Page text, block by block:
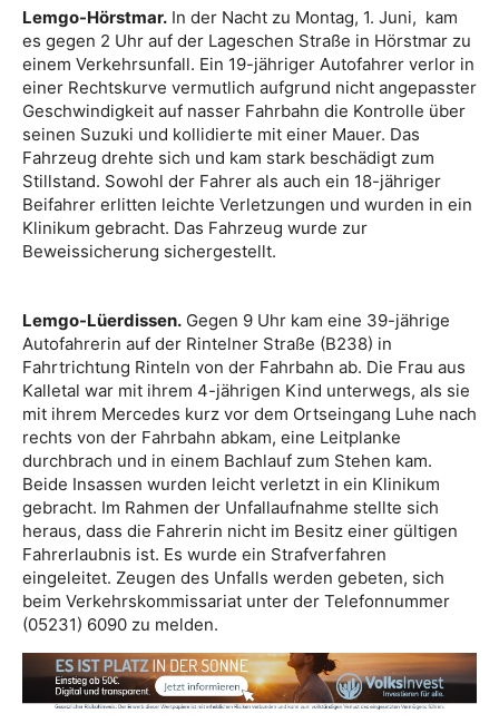
Lemgo-Hörstmar. In der Nacht zu Montag, 1. Juni, kam
es gegen 2 Uhr auf der Lageschen Straße in Hörstmar zu
einem Verkehrsunfall. Ein 19-jähriger Autofahrer verlor in
einer Rechtskurve vermutlich aufgrund nicht angepasster
Geschwindigkeit auf nasser Fahrbahn die Kontrolle über
seinen Suzuki und kollidierte mit einer Mauer. Das
Fahrzeug drehte sich und kam stark beschädigt zum
Stillstand. Sowohl der Fahrer als auch ein 18-jähriger
Beifahrer erlitten leichte Verletzungen und wurden in ein
Klinikum gebracht. Das Fahrzeug wurde zur
Beweissicherung sichergestellt.
Lemgo-Lüerdissen. Gegen 9 Uhr kam eine 39-jährige
Autofahrerin auf der Rintelner Straße (B238) in
Fahrtrichtung Rinteln von der Fahrbahn ab. Die Frau aus
Kalletal war mit ihrem 4-jährigen Kind unterwegs, als sie
mit ihrem Mercedes kurz vor dem Ortseingang Luhe nach
rechts von der Fahrbahn abkam, eine Leitplanke
durchbrach und in einem Bachlauf zum Stehen kam.
Beide Insassen wurden leicht verletzt in ein Klinikum
gebracht. Im Rahmen der Unfallaufnahme stellte sich
heraus, dass die Fahrerin nicht im Besitz einer gültigen
Fahrerlaubnis ist. Es wurde ein Strafverfahren
eingeleitet. Zeugen des Unfalls werden gebeten, sich
beim Verkehrskommissariat unter der Telefonnummer
(05231) 6090 zu melden.